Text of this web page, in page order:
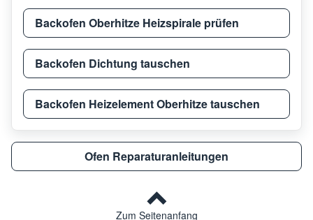
Backofen Oberhitze Heizspirale prüfen
Backofen Dichtung tauschen
Backofen Heizelement Oberhitze tauschen
Ofen Reparaturanleitungen
Zum Seitenanfang